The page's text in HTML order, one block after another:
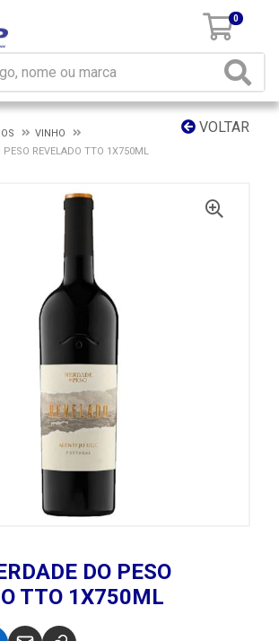
0
VOLTAR
VINHO
PESO REVELADO TTO 1X750ML
DO PESO
TTO 1X750ML